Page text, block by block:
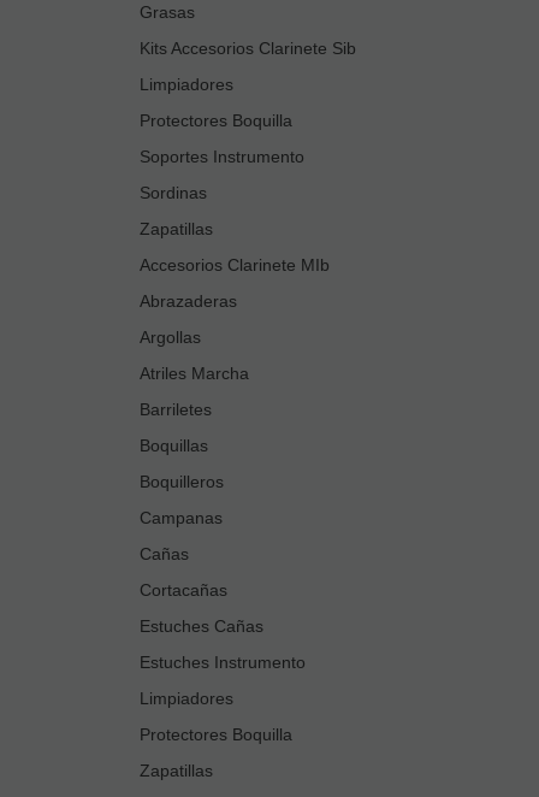
Grasas
Kits Accesorios Clarinete Sib
Limpiadores
Protectores Boquilla
Soportes Instrumento
Sordinas
Zapatillas
Accesorios Clarinete MIb
Abrazaderas
Argollas
Atriles Marcha
Barriletes
Boquillas
Boquilleros
Campanas
Cañas
Cortacañas
Estuches Cañas
Estuches Instrumento
Limpiadores
Protectores Boquilla
Zapatillas